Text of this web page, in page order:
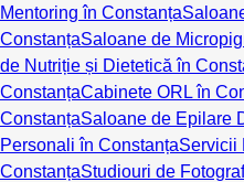
Mentoring în Constanța
ConstanțaSaloane de
de Nutriție și Dietetică în
ConstanțaCabinete ORL în
ConstanțaSaloane de Epilare
Personali în ConstanțaServicii
ConstanțaStudiouri de